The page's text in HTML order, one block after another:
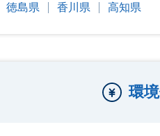
徳島県 香川県 高知県
環